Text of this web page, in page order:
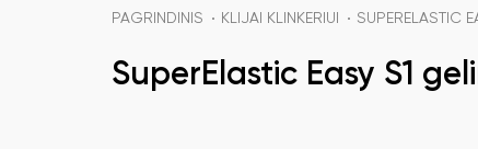
PAGRINDINIS KLIJAI KLINKERIUI SUPERELASTIC
SuperElastic Easy S1